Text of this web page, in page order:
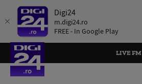
Digi24
m.digi24.ro
FREE - In Google Play
LIVE FM